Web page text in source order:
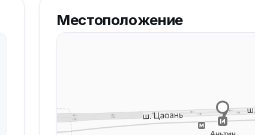
Местоположение